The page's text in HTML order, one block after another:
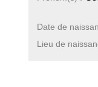
Date de
Lieu de